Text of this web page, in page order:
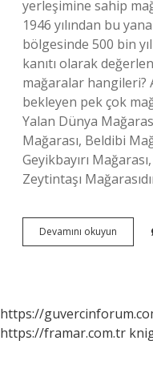
yerleşimine sahip
1946 yılından bu
bölgesinde 500 bin
kanıtı olarak
mağaralar hangileri?
bekleyen pek çok
Yalan Dünya
Mağarası, Beldibi
Geyikbayırı
Zeytintaşı
Devamını okuyun
Adları
https://
https://framar.com.tr